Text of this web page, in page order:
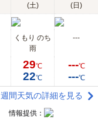
(土)
(日)
くもり のち
雨
---
29℃
22℃
---℃
---℃
週間天気の詳細を見る
情報提供：